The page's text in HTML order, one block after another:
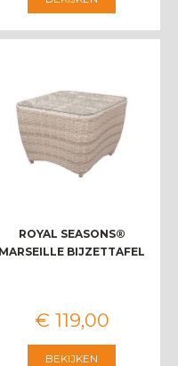
ROYAL SEASONS®
MARSEILLE BIJZETTAFEL
€ 119,00
BEKIJKEN